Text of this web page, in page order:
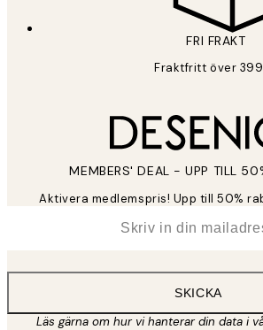
FRI FRAKT
Fraktfritt över
MEMBERS' DEAL - UPP TILL
Aktivera medlemspris! Upp till 50%
SKICKA
Läs gärna om hur vi hanterar din data i